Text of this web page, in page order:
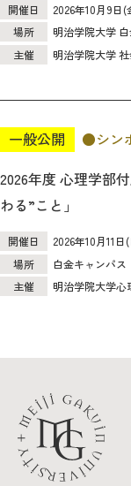
開催日
2026年10月9日(
場所
明治学院大学
主催
明治学院大学
一般公開
シン
2026年度 心理学部
わる”こと」
開催日
2026年10月11日
場所
白金キャンパス
主催
明治学院大学